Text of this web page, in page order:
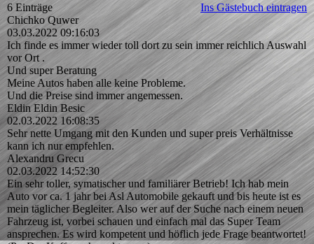
6 Einträge
Ins Gästebuch eintragen
Chichko Quwer
03.03.2022 09:16:03
Ich finde es immer wieder toll dort zu sein immer reichlich Auswahl
vor Ort .
Und super Beratung
Meine Autos haben alle keine Probleme.
Und die Preise sind immer angemessen.
Eldin Eldin Besic
02.03.2022 16:08:35
Sehr nette Umgang mit den Kunden und super preis Verhältnisse
kann ich nur empfehlen.
Alexandru Grecu
02.03.2022 14:52:30
Ein sehr toller, symatischer und familiärer Betrieb! Ich hab mein
Auto vor ca. 1 jahr bei Asl Automobile gekauft und bis heute ist es
mein täglicher Begleiter. Also wer auf der Suche nach einem neuen
Fahrzeug ist, vorbei schauen und einfach mal das Super Team
ansprechen. Es wird kompetent und höflich jede Frage beantwortet!